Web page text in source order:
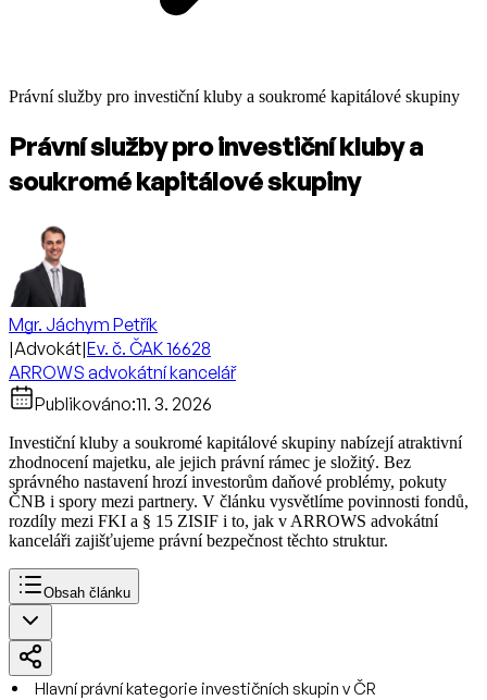
Právní služby pro investiční kluby a soukromé kapitálové skupiny
Právní služby pro investiční kluby a
soukromé kapitálové skupiny
Mgr. Jáchym Petřík
|Advokát|Ev. č. ČAK 16628
ARROWS advokátní kancelář
Publikováno:11. 3. 2026
Investiční kluby a soukromé kapitálové skupiny nabízejí atraktivní
zhodnocení majetku, ale jejich právní rámec je složitý. Bez
správného nastavení hrozí investorům daňové problémy, pokuty
ČNB i spory mezi partnery. V článku vysvětlíme povinnosti fondů,
rozdíly mezi FKI a § 15 ZISIF i to, jak v ARROWS advokátní
kanceláři zajišťujeme právní bezpečnost těchto struktur.
Obsah článku
Hlavní právní kategorie investičních skupin v ČR